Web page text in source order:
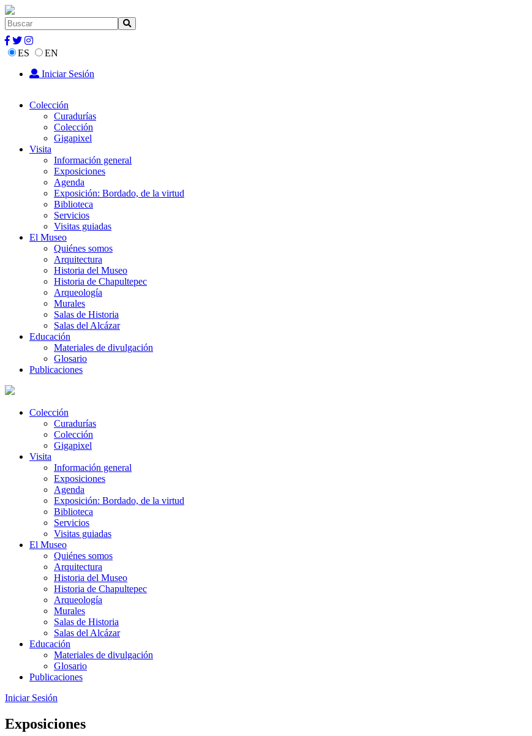
ES
EN
Iniciar Sesión
Colección
Curadurías
Colección
Gigapixel
Visita
Información general
Exposiciones
Agenda
Exposición: Bordado, de la virtud
Biblioteca
Servicios
Visitas guiadas
El Museo
Quiénes somos
Arquitectura
Historia del Museo
Historia de Chapultepec
Arqueología
Murales
Salas de Historia
Salas del Alcázar
Educación
Materiales de divulgación
Glosario
Publicaciones
Colección
Curadurías
Colección
Gigapixel
Visita
Información general
Exposiciones
Agenda
Exposición: Bordado, de la virtud
Biblioteca
Servicios
Visitas guiadas
El Museo
Quiénes somos
Arquitectura
Historia del Museo
Historia de Chapultepec
Arqueología
Murales
Salas de Historia
Salas del Alcázar
Educación
Materiales de divulgación
Glosario
Publicaciones
Iniciar Sesión
Exposiciones